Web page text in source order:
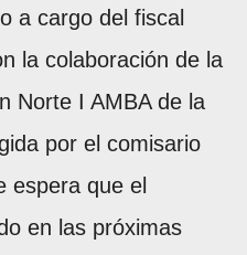
a cargo del fiscal
la colaboración de la
Norte I AMBA de la
por el comisario
espera que el
en las próximas